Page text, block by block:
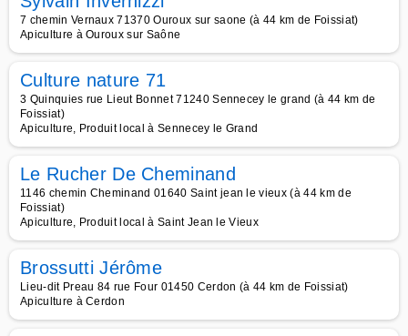
7 chemin Vernaux 71370 Ouroux sur saone (à 44 km de Foissiat)
Apiculture à Ouroux sur Saône
Culture nature 71
3 Quinquies rue Lieut Bonnet 71240 Sennecey le grand (à 44 km de
Foissiat)
Apiculture, Produit local à Sennecey le Grand
Le Rucher De Cheminand
1146 chemin Cheminand 01640 Saint jean le vieux (à 44 km de
Foissiat)
Apiculture, Produit local à Saint Jean le Vieux
Brossutti Jérôme
Lieu-dit Preau 84 rue Four 01450 Cerdon (à 44 km de Foissiat)
Apiculture à Cerdon